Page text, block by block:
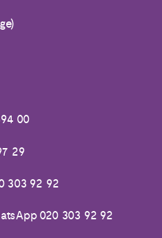
00
29
303 92 92
020 303 92 92